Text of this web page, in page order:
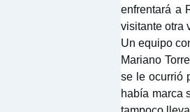
enfrentará a
visitante otra
Un equipo
Mariano
se le ocurrió
había marca